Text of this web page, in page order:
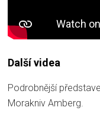
Další videa
Podrobnější
Morakniv Amberg.